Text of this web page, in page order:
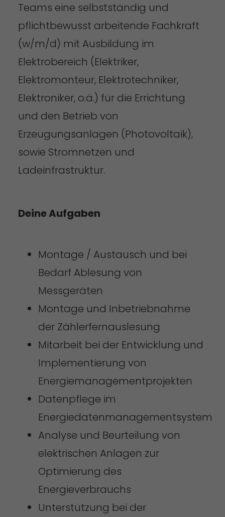
Teams eine selbstständig und
pflichtbewusst arbeitende Fachkraft
(w/m/d) mit Ausbildung im
Elektrobereich (Elektriker,
Elektromonteur, Elektrotechniker,
Elektroniker, o.ä.) für die Errichtung
und den Betrieb von
Erzeugungsanlagen (Photovoltaik),
sowie Stromnetzen und
Ladeinfrastruktur.
Deine Aufgaben
Montage / Austausch und bei
Bedarf Ablesung von
Messgeräten
Montage und Inbetriebnahme
der Zählerfernauslesung
Mitarbeit bei der Entwicklung und
Implementierung von
Energiemanagementprojekten
Datenpflege im
Energiedatenmanagementsystem
Analyse und Beurteilung von
elektrischen Anlagen zur
Optimierung des
Energieverbrauchs
Unterstützung bei der